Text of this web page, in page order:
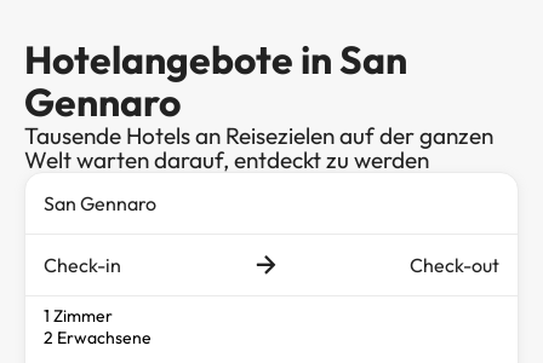
Hotelangebote in San
Gennaro
Tausende Hotels an Reisezielen auf der ganzen
Welt warten darauf, entdeckt zu werden
Check-in Check-out
1 Zimmer
2 Erwachsene